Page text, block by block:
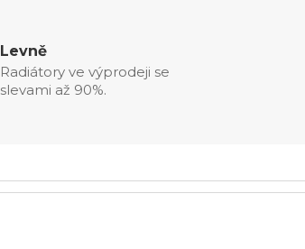
Levně
Radiátory ve výprodeji se
slevami až 90%.